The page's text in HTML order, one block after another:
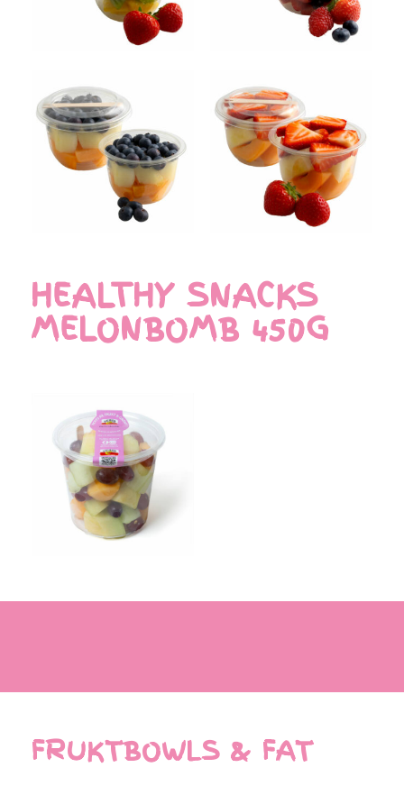
HEALTHY SNACKS
MELONBOMB 450G
FRUKTBOWLS & FAT